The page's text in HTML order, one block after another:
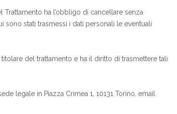
ha l’obbligo di cancellare senza
sono stati trasmessi i dati personali le eventuali
del trattamento e ha il diritto di trasmettere tali
legale in Piazza Crimea 1, 10131 Torino, email